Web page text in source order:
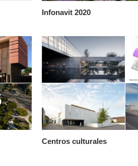
Infonavit 2020
Centros culturales